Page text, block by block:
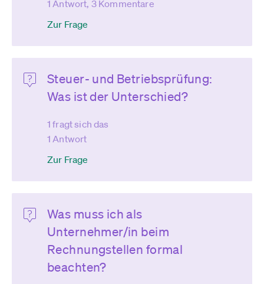
1 Antwort, 3 Kommentare
Zur Frage
Steuer- und Betriebsprüfung:
Was ist der Unterschied?
1 fragt sich das
1 Antwort
Zur Frage
Was muss ich als
Unternehmer/in beim
Rechnungstellen formal
beachten?